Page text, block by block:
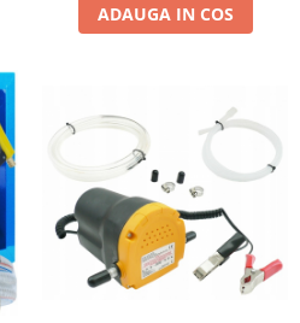
ADAUGA IN COS